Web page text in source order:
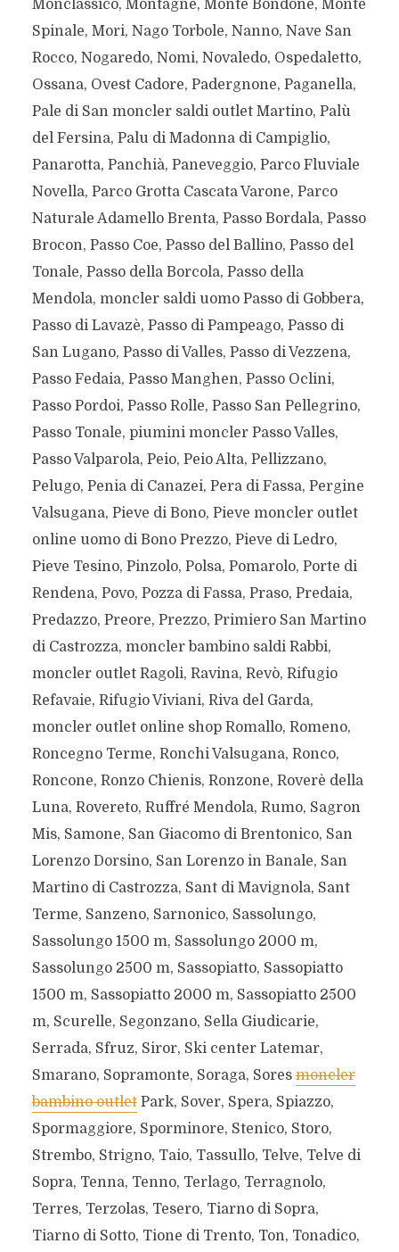
Monclassico, Montagne, Monte Bondone, Monte
Spinale, Mori, Nago Torbole, Nanno, Nave San
Rocco, Nogaredo, Nomi, Novaledo, Ospedaletto,
Ossana, Ovest Cadore, Padergnone, Paganella,
Pale di San moncler saldi outlet Martino, Palù
del Fersina, Palu di Madonna di Campiglio,
Panarotta, Panchià, Paneveggio, Parco Fluviale
Novella, Parco Grotta Cascata Varone, Parco
Naturale Adamello Brenta, Passo Bordala, Passo
Brocon, Passo Coe, Passo del Ballino, Passo del
Tonale, Passo della Borcola, Passo della
Mendola, moncler saldi uomo Passo di Gobbera,
Passo di Lavazè, Passo di Pampeago, Passo di
San Lugano, Passo di Valles, Passo di Vezzena,
Passo Fedaia, Passo Manghen, Passo Oclini,
Passo Pordoi, Passo Rolle, Passo San Pellegrino,
Passo Tonale, piumini moncler Passo Valles,
Passo Valparola, Peio, Peio Alta, Pellizzano,
Pelugo, Penia di Canazei, Pera di Fassa, Pergine
Valsugana, Pieve di Bono, Pieve moncler outlet
online uomo di Bono Prezzo, Pieve di Ledro,
Pieve Tesino, Pinzolo, Polsa, Pomarolo, Porte di
Rendena, Povo, Pozza di Fassa, Praso, Predaia,
Predazzo, Preore, Prezzo, Primiero San Martino
di Castrozza, moncler bambino saldi Rabbi,
moncler outlet Ragoli, Ravina, Revò, Rifugio
Refavaie, Rifugio Viviani, Riva del Garda,
moncler outlet online shop Romallo, Romeno,
Roncegno Terme, Ronchi Valsugana, Ronco,
Roncone, Ronzo Chienis, Ronzone, Roverè della
Luna, Rovereto, Ruffré Mendola, Rumo, Sagron
Mis, Samone, San Giacomo di Brentonico, San
Lorenzo Dorsino, San Lorenzo in Banale, San
Martino di Castrozza, Sant di Mavignola, Sant
Terme, Sanzeno, Sarnonico, Sassolungo,
Sassolungo 1500 m, Sassolungo 2000 m,
Sassolungo 2500 m, Sassopiatto, Sassopiatto
1500 m, Sassopiatto 2000 m, Sassopiatto 2500
m, Scurelle, Segonzano, Sella Giudicarie,
Serrada, Sfruz, Siror, Ski center Latemar,
Smarano, Sopramonte, Soraga, Soresmoncler
bambino outletPark, Sover, Spera, Spiazzo,
Spormaggiore, Sporminore, Stenico, Storo,
Strembo, Strigno, Taio, Tassullo, Telve, Telve di
Sopra, Tenna, Tenno, Terlago, Terragnolo,
Terres, Terzolas, Tesero, Tiarno di Sopra,
Tiarno di Sotto, Tione di Trento, Ton, Tonadico,